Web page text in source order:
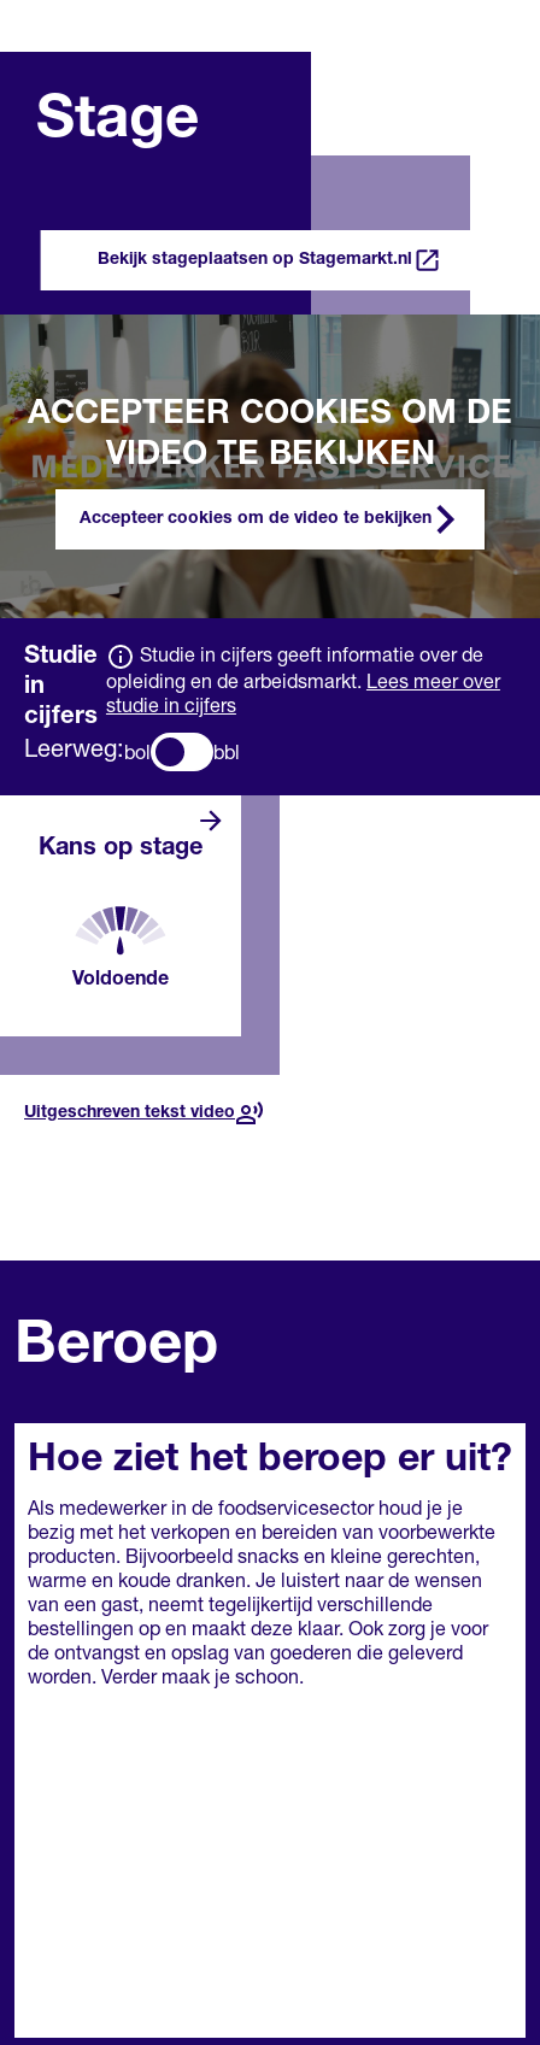
Stage
Bekijk stageplaatsen op Stagemarkt.nl
ACCEPTEER COOKIES OM DE
VIDEO TE BEKIJKEN
Accepteer cookies om de video te bekijken
Studie
in
cijfers
Studie in cijfers geeft informatie over de
opleiding en de arbeidsmarkt. Lees meer over
studie in cijfers
Leerweg: bol bbl
Kans op stage
Voldoende
stageplaatsen.
Voor deze opleiding, in dit
Uitgeschreven tekst video
Beroep
Hoe ziet het beroep er uit?
Als medewerker in de foodservicesector houd je je
bezig met het verkopen en bereiden van voorbewerkte
producten. Bijvoorbeeld snacks en kleine gerechten,
warme en koude dranken. Je luistert naar de wensen
van een gast, neemt tegelijkertijd verschillende
bestellingen op en maakt deze klaar. Ook zorg je voor
de ontvangst en opslag van goederen die geleverd
worden. Verder maak je schoon.